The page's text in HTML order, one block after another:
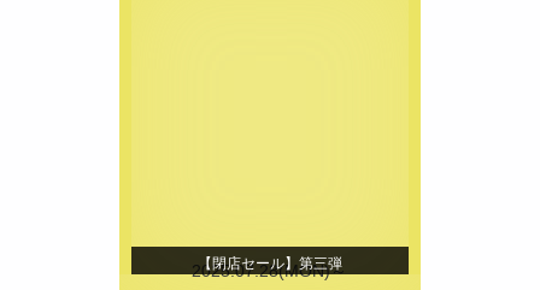
【閉店セール】第三弾
2025.07.28(MON)～